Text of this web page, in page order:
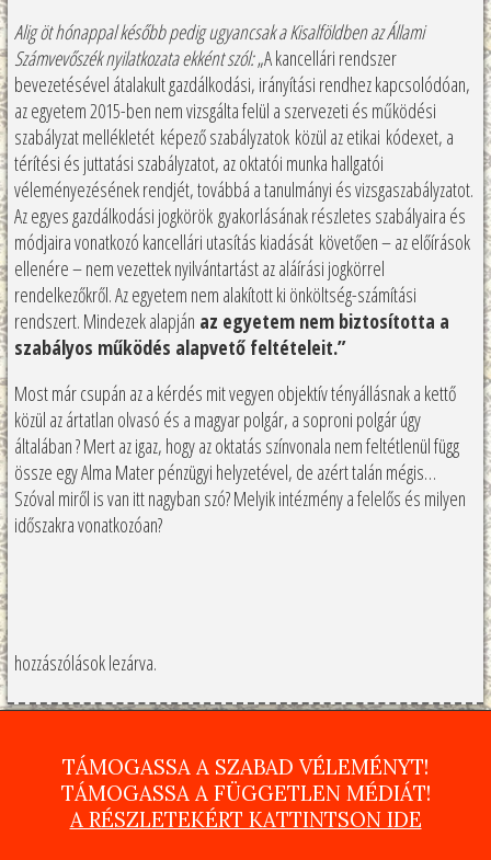
Alig öt hónappal később pedig ugyancsak a Kisalföldben az Állami
Számvevőszék nyilatkozata ekként szól:„A kancellári rendszer
bevezetésével átalakult gazdálkodási, irányítási rendhez kapcsolódóan,
az egyetem 2015-ben nem vizsgálta felül a szervezeti és működési
szabályzat mellékletét képező szabályzatok közül az etikai kódexet, a
térítési és juttatási szabályzatot, az oktatói munka hallgatói
véleményezésének rendjét, továbbá a tanulmányi és vizsgaszabályzatot.
Az egyes gazdálkodási jogkörök gyakorlásának részletes szabályaira és
módjaira vonatkozó kancellári utasítás kiadását követően – az előírások
ellenére – nem vezettek nyilvántartást az aláírási jogkörrel
rendelkezőkről. Az egyetem nem alakított ki önköltség-számítási
rendszert. Mindezek alapján az egyetem nem biztosította a
szabályos működés alapvető feltételeit.”
Most már csupán az a kérdés mit vegyen objektív tényállásnak a kettő
közül az ártatlan olvasó és a magyar polgár, a soproni polgár úgy
általában ? Mert az igaz, hogy az oktatás színvonala nem feltétlenül függ
össze egy Alma Mater pénzügyi helyzetével, de azért talán mégis…
Szóval miről is van itt nagyban szó? Melyik intézmény a felelős és milyen
időszakra vonatkozóan?
hozzászólások lezárva.
TÁMOGASSA A SZABAD VÉLEMÉNYT!
TÁMOGASSA A FÜGGETLEN MÉDIÁT!
A RÉSZLETEKÉRT KATTINTSON IDE